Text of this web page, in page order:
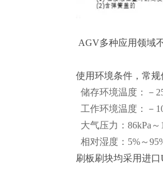
AGV多种应用领域
使用环境条件，常
储存环境温度：－
工作环境温度：
大气压力：86kPa～
相对湿度：5%～
刷板刷块均采用进